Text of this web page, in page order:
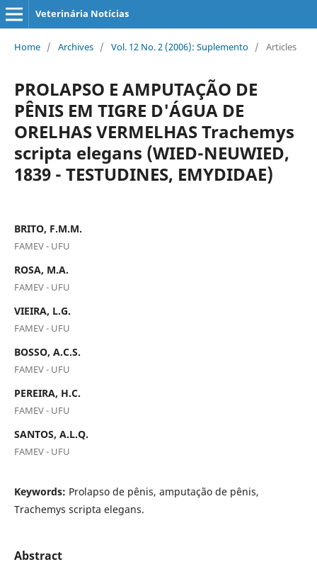
Veterinária Notícias
Home / Archives / Vol. 12 No. 2 (2006): Suplemento / Articles
PROLAPSO E AMPUTAÇÃO DE
PÊNIS EM TIGRE D'ÁGUA DE
ORELHAS VERMELHAS Trachemys
scripta elegans (WIED-NEUWIED,
1839 - TESTUDINES, EMYDIDAE)
BRITO, F.M.M.
FAMEV - UFU
ROSA, M.A.
FAMEV - UFU
VIEIRA, L.G.
FAMEV - UFU
BOSSO, A.C.S.
FAMEV - UFU
PEREIRA, H.C.
FAMEV - UFU
SANTOS, A.L.Q.
FAMEV - UFU
Keywords: Prolapso de pênis, amputação de pênis,
Trachemys scripta elegans.
Abstract